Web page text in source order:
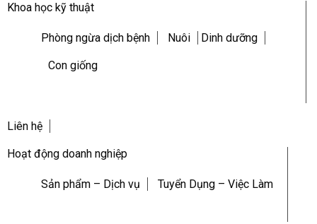
Khoa học kỹ thuật
Phòng ngừa dịch bệnh Nuôi Dinh dưỡng
Con giống
Liên hệ
Hoạt động doanh nghiệp
Sản phẩm – Dịch vụ Tuyển Dụng – Việc Làm